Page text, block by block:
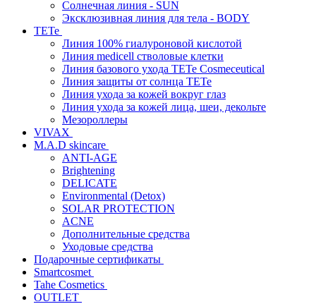
Солнечная линия - SUN
Эксклюзивная линия для тела - BODY
TETe
Линия 100% гиалуроновой кислотой
Линия medicell стволовые клетки
Линия базового ухода TETe Cosmeceutical
Линия защиты от солнца TETe
Линия ухода за кожей вокруг глаз
Линия ухода за кожей лица, шеи, декольте
Мезороллеры
VIVAX
M.A.D skincare
ANTI-AGE
Brightening
DELICATE
Environmental (Detox)
SOLAR PROTECTION
АCNE
Дополнительные средства
Уходовые средства
Подарочные сертификаты
Smartcosmet
Tahe Cosmetics
OUTLET